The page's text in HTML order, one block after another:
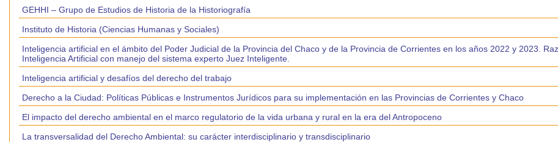
GEHHI – Grupo de Estudios de Historia de la Historiografía
Instituto de Historia (Ciencias Humanas y Sociales)
Inteligencia artificial en el ámbito del Poder Judicial de la Provincia del Chaco y de la Provincia de Corrientes en los años 2022 y 2023.
Inteligencia Artificial con manejo del sistema experto Juez Inteligente.
Inteligencia artificial y desafíos del derecho del trabajo
Derecho a la Ciudad: Políticas Públicas e Instrumentos Jurídicos para su implementación en las Provincias de Corrientes y Chaco
El impacto del derecho ambiental en el marco regulatorio de la vida urbana y rural en la era del Antropoceno
La transversalidad del Derecho Ambiental: su carácter interdisciplinario y transdisciplinario